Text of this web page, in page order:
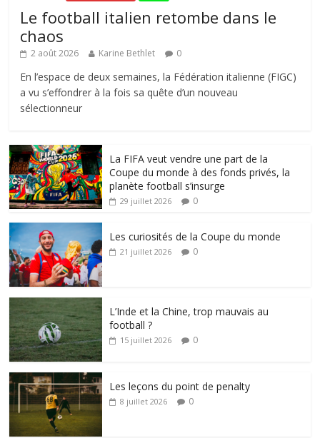
Le football italien retombe dans le
chaos
2 août 2026 Karine Bethlet 0
En l’espace de deux semaines, la Fédération italienne (FIGC)
a vu s’effondrer à la fois sa quête d’un nouveau
sélectionneur
La FIFA veut vendre une part de la
Coupe du monde à des fonds privés, la
planète football s’insurge
29 juillet 2026 0
Les curiosités de la Coupe du monde
21 juillet 2026 0
L’Inde et la Chine, trop mauvais au
football ?
15 juillet 2026 0
Les leçons du point de penalty
8 juillet 2026 0